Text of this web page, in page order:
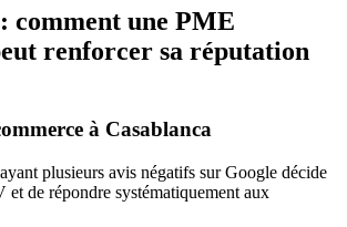
comment une PME
renforcer sa réputation
à Casablanca
plusieurs avis négatifs sur Google décide
et de répondre systématiquement aux